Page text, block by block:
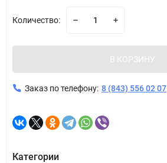
Количество:
В КОРЗИНУ
Заказ по телефону: 8 (843) 556 02 07
Категории